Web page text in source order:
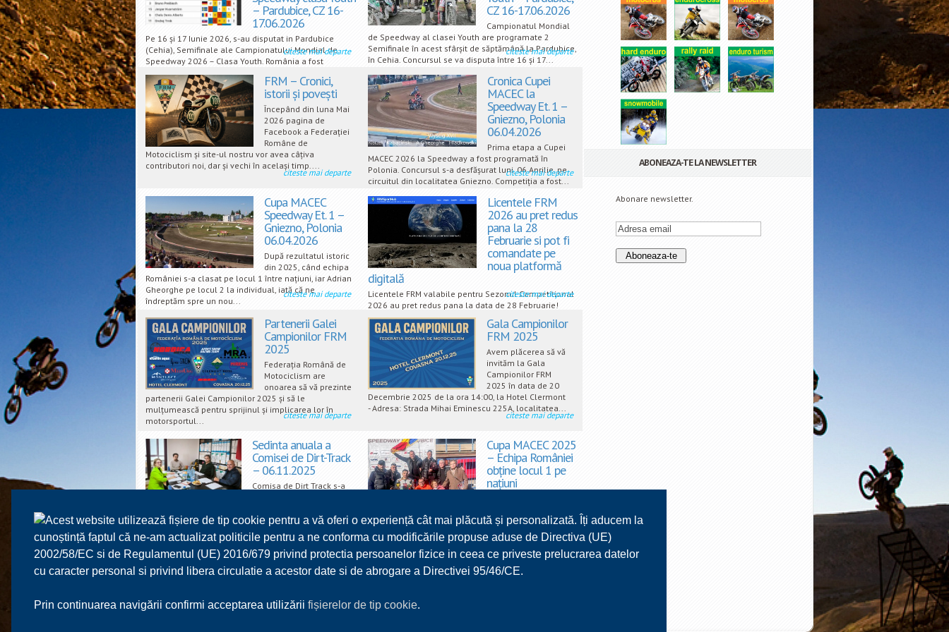
Acest website utilizează fișiere de tip cookie pentru a vă oferi o experiență cât mai plăcută și personalizată. Îți aducem la
cunoștință faptul că ne-am actualizat politicile pentru a ne conforma cu modificările propuse aduse de Directiva (UE)
2002/58/EC si de Regulamentul (UE) 2016/679 privind protectia persoanelor fizice in ceea ce priveste prelucrarea datelor
cu caracter personal si privind libera circulatie a acestor date si de abrogare a Directivei 95/46/CE.
Prin continuarea navigării confirmi acceptarea utilizării fișierelor de tip cookie.
– Pardubice, CZ 16-
17.06.2026
Pe 16 și 17 Iunie 2026, s-au disputat in Pardubice
(Cehia), Semifinale ale Campionatului Mondial de
Speedway 2026 – Clasa Youth. România a fost
reprezentată aici de doi...
citeste mai departe
CZ 16-17.06.2026
Campionatul Mondial
de Speedway al clasei Youth are programate 2
Semifinale în acest sfârșit de săptămână la Pardubice,
în Cehia. Concursul se va disputa între 16 și 17...
citeste mai departe
FRM – Cronici,
istorii și povești
Începând din luna Mai
2026 pagina de
Facebook a Federației
Române de
Motociclism și site-ul nostru vor avea câțiva
contributori noi, dar și vechi în același timp....
citeste mai departe
Cronica Cupei
MACEC la
Speedway Et. 1 –
Gniezno, Polonia
06.04.2026
Prima etapa a Cupei
MACEC 2026 la Speedway a fost programată în
Polonia. Concursul s-a desfășurat luni, 06 Aprilie, pe
circuitul din localitatea Gniezno. Competiția a fost...
citeste mai departe
Cupa MACEC
Speedway Et. 1 –
Gniezno, Polonia
06.04.2026
După rezultatul istoric
din 2025, când echipa
României s-a clasat pe locul 1 între națiuni, iar Adrian
Gheorghe pe locul 2 la individual, iată că ne
îndreptăm spre un nou...
citeste mai departe
Licentele FRM
2026 au pret redus
pana la 28
Februarie si pot fi
comandate pe
noua platformă
digitală
Licentele FRM valabile pentru Sezonul Competitional
2026 au pret redus pana la data de 28 Februarie!
Începând din data de 15 Ianuarie 2026 Federația
Română de Motociclism...
citeste mai departe
Partenerii Galei
Campionilor FRM
2025
Federația Română de
Motociclism are
onoarea să vă prezinte
partenerii Galei Campionilor 2025 și să le
mulțumească pentru sprijinul și implicarea lor în
motorsportul...
citeste mai departe
Gala Campionilor
FRM 2025
Avem plăcerea să vă
invităm la Gala
Campionilor FRM
2025 în data de 20
Decembrie 2025 de la ora 14:00, la Hotel Clermont
- Adresa: Strada Mihai Eminescu 225A, localitatea...
citeste mai departe
Sedinta anuala a
Comisei de Dirt-Track
– 06.11.2025
Comisa de Dirt Track s-a
pentru sedinta anuala pe data de 06 Noiembrie 2025
În prima parte a ședinței a fost analizat sezonul...
citeste mai departe
Cupa MACEC 2025
– Echipa României
obține locul 1 pe
națiuni
disputat sâmbătă, 18 Octombrie, în localitatea
Pardubice din Cehia. Echipa României a fost formată
din Adrian Gheorghe și Andrei...
citeste mai departe
Pagini: 3 5 7 12 13
ABONEAZA-TE LA NEWSLETTER
Abonare newsletter.